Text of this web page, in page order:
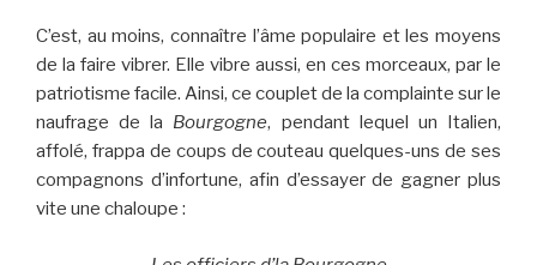
C’est, au moins, connaître l’âme populaire et les moyens
de la faire vibrer. Elle vibre aussi, en ces morceaux, par le
patriotisme facile. Ainsi, ce couplet de la complainte sur le
naufrage de la Bourgogne, pendant lequel un Italien,
affolé, frappa de coups de couteau quelques-uns de ses
compagnons d’infortune, afin d’essayer de gagner plus
vite une chaloupe :